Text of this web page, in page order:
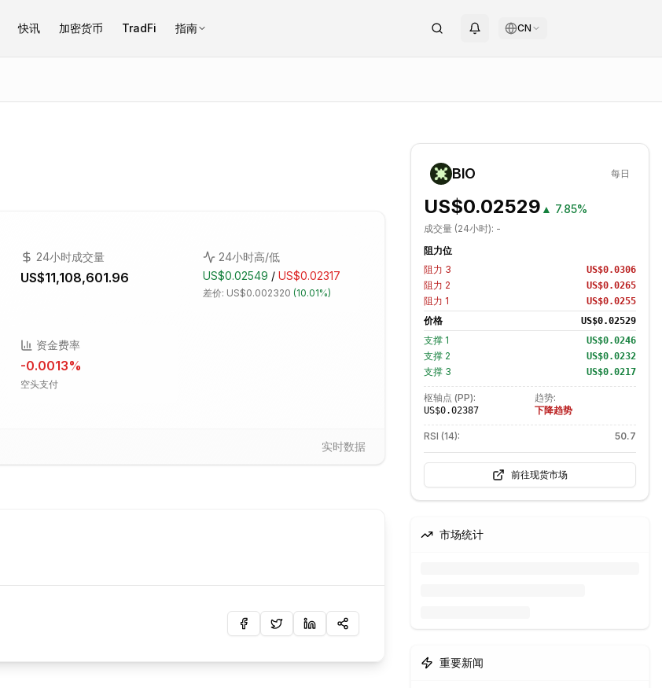
快讯 加密货币 TradFi 指南 CN
24小时成交量
US$11,108,601.96
24小时高/低
US$0.02549 / US$0.02317
差价: US$0.002320 (10.01%)
资金费率
-0.0013%
空头支付
实时数据
BIO 每日
US$0.02529 ▲ 7.85%
成交量 (24小时): -
阻力位
阻力 3 US$0.0306
阻力 2 US$0.0265
阻力 1 US$0.0255
价格 US$0.02529
支撑 1 US$0.0246
支撑 2 US$0.0232
支撑 3 US$0.0217
枢轴点 (PP):
US$0.02387
趋势:
下降趋势
RSI (14): 50.7
前往现货市场
市场统计
重要新闻